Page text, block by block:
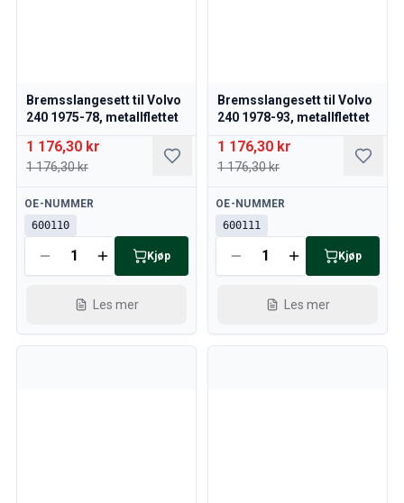
Bremsslangesett til Volvo
240 1975-78, metallflettet
1 176,30 kr
1 176,30 kr
Tilgjengelig
OE-NUMMER
600110
Kjøp
Les mer
Bremsslangesett til Volvo
240 1978-93, metallflettet
1 176,30 kr
1 176,30 kr
Tilgjengelig
OE-NUMMER
600111
Kjøp
Les mer